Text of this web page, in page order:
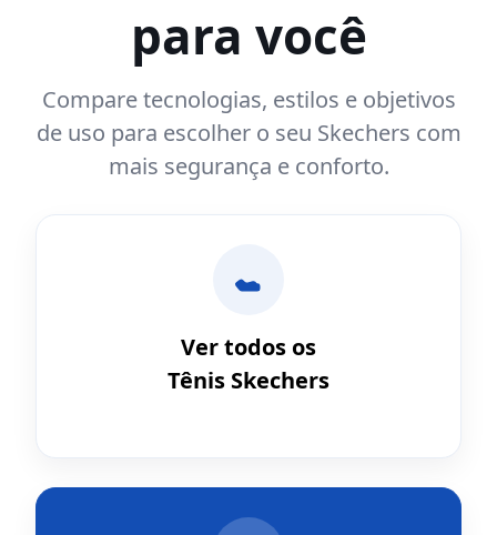
para você
Compare tecnologias, estilos e objetivos
de uso para escolher o seu Skechers com
mais segurança e conforto.
Ver todos os
Tênis Skechers